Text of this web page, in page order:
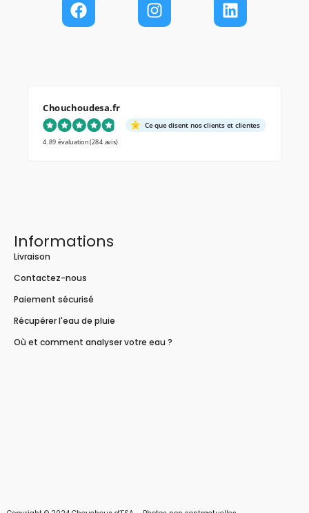
Chouchoudesa.fr
Ce que disent nos clients et clientes
4.89 évaluation(284 avis)
Informations
Livraison
Contactez-nous
Paiement sécurisé
Récupérer l'eau de pluie
Où et comment analyser votre eau ?